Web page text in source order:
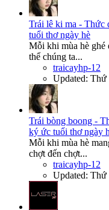
Trái lê ki ma - Thức
tuổi thơ ngày hè
Mỗi khi mùa hè ghé
thể chúng ta...
traicayhp-12
Updated: Thứ
Trái bòng boong -
ký ức tuổi thơ ngày
Mỗi khi mùa hè
chợt đến chợt...
traicayhp-12
Updated: Thứ